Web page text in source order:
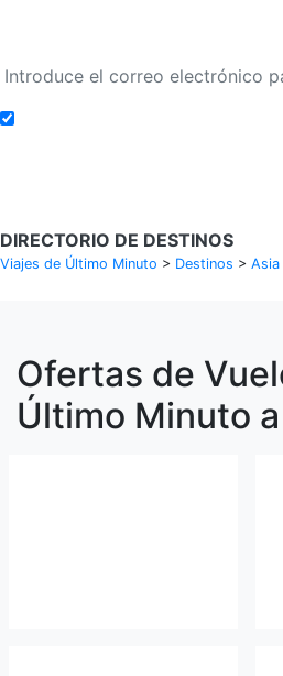
DIRECTORIO DE DESTINOS
Viajes de Último Minuto > Destinos > Asia
Ofertas de
Último Minuto